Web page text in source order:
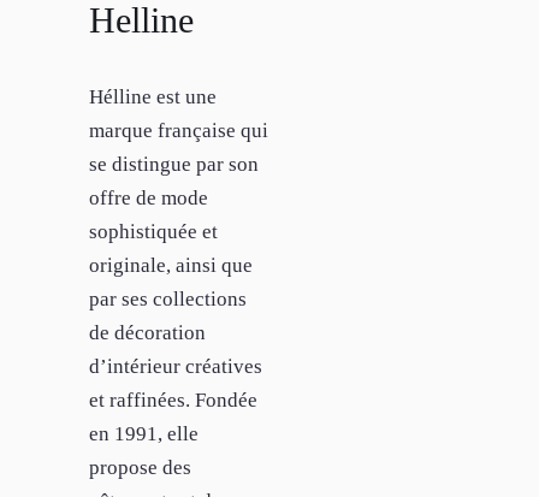
Helline
Hélline est une
marque française qui
se distingue par son
offre de mode
sophistiquée et
originale, ainsi que
par ses collections
de décoration
d’intérieur créatives
et raffinées. Fondée
en 1991, elle
propose des